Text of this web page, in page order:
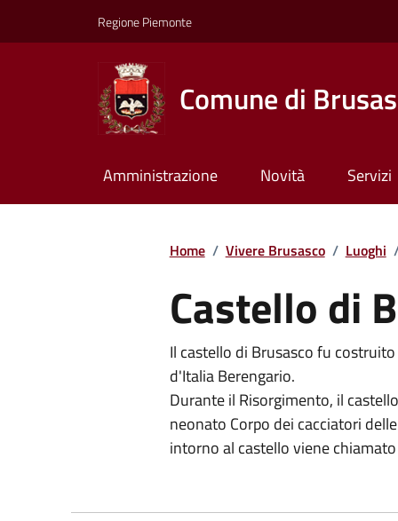
Regione Piemonte
Comune di
Amministrazione Novità Servizi
Home / Vivere Brusasco / Luoghi
Castello di
Il castello di Brusasco fu
d'Italia Berengario.
Durante il Risorgimento, il
neonato Corpo dei cacciatori
intorno al castello viene